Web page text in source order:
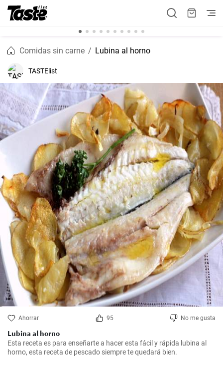
Comidas sin carne Lubina al horno
TASTElist
Ahorrar 95 No me gusta
Lubina al horno
Esta receta es para enseñarte a hacer esta fácil y rápida lubina al
horno, esta receta de pescado siempre te quedará bien.